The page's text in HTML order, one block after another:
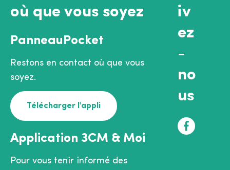
où que vous soyez
PanneauPocket
Restons en contact où que vous
soyez.
Télécharger l'appli
Application 3CM & Moi
Pour vous tenir informé des
iv
ez
-
no
us
F